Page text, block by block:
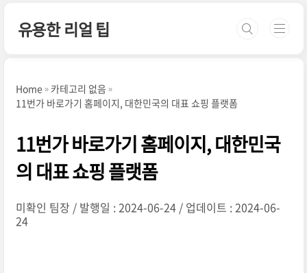
유용한 리얼 팁
Home
카테고리 없음
11번가 바로가기 홈페이지, 대한민국의 대표 쇼핑 플랫폼
11번가 바로가기 홈페이지, 대한민국
의 대표 쇼핑 플랫폼
미확인 팀장 발행일 : 2024-06-24
업데이트 : 2024-06-
24